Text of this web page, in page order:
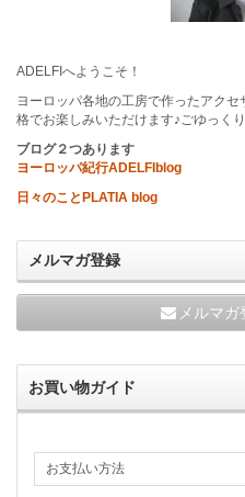
ADELFIへようこそ！
ヨーロッパ各地の工房で作ったアク
格でお楽しみいただけます♪ごゆっく
ブログ２つあります
ヨーロッパ紀行ADELFIblog
日々のことPLATIA blog
メルマガ登録
メルマガ
お買い物ガイド
お支払い方法